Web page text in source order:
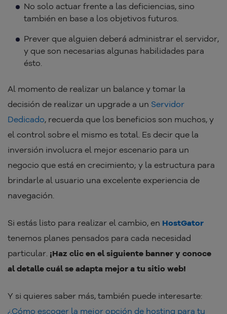
No solo actuar frente a las deficiencias, sino
también en base a los objetivos futuros.
Prever que alguien deberá administrar el servidor,
y que son necesarias algunas habilidades para
ésto.
Al momento de realizar un balance y tomar la
decisión de realizar un upgrade a un Servidor
Dedicado, recuerda que los beneficios son muchos, y
el control sobre el mismo es total. Es decir que la
inversión involucra el mejor escenario para un
negocio que está en crecimiento; y la estructura para
brindarle al usuario una excelente experiencia de
navegación.
Si estás listo para realizar el cambio, en HostGator
tenemos planes pensados para cada necesidad
particular. ¡Haz clic en el siguiente banner y conoce
al detalle cuál se adapta mejor a tu sitio web!
Y si quieres saber más, también puede interesarte:
¿Cómo escoger la mejor opción de hosting para tu